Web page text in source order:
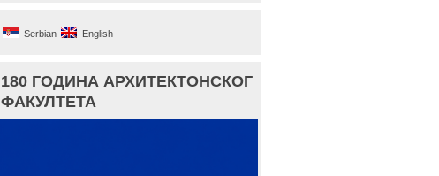
Serbian English
180 ГОДИНА АРХИТЕКТОНСКОГ
ФАКУЛТЕТА